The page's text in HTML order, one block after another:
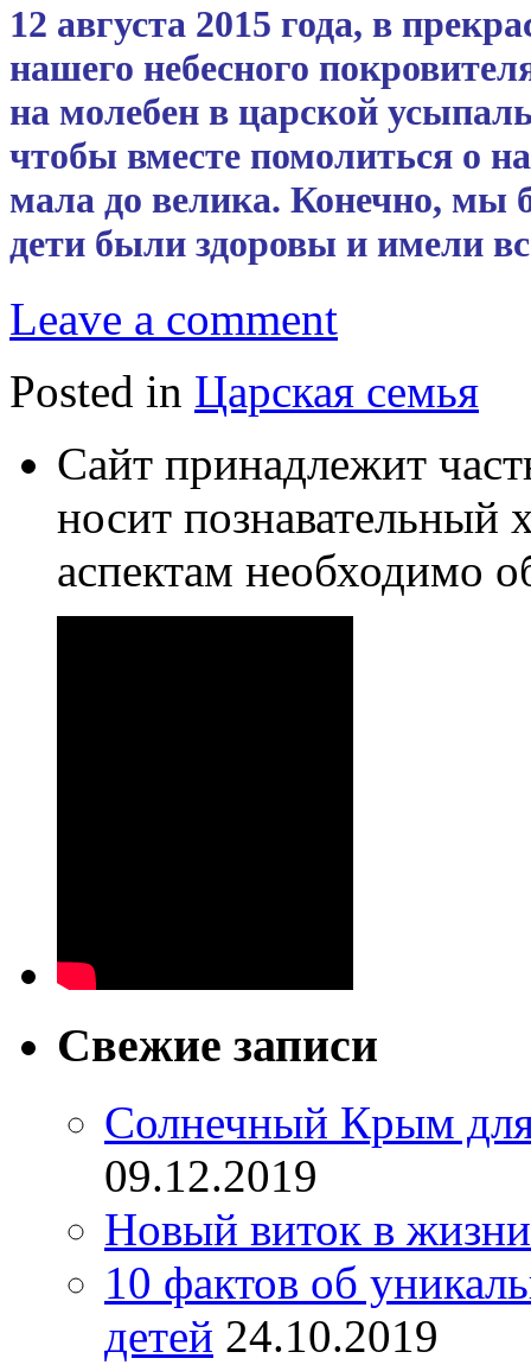
12 августа 2015 года, в
нашего небесного
на молебен в царской
чтобы вместе помолиться о
мала до велика. Конечно, мы
дети были здоровы и имели
Leave a comment
Posted in Царская семья
Сайт принадлежит
носит познавательный
аспектам необходимо
Свежие записи
Солнечный Крым
09.12.2019
Новый виток в жизни
10 фактов об
детей 24.10.2019